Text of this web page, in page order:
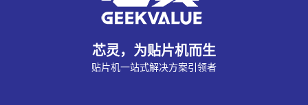
芯灵，为贴片机而生
贴片机一站式解决方案引领者